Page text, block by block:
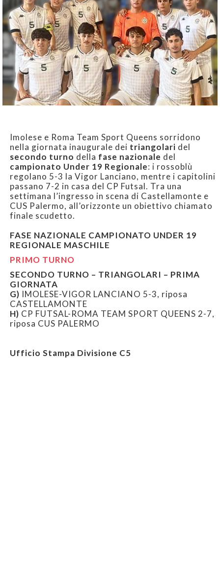
Imolese e Roma Team Sport Queens sorridono
nella giornata inaugurale dei triangolari del
secondo turno della fase nazionale del
campionato Under 19 Regionale: i rossoblù
regolano 5-3 la Vigor Lanciano, mentre i capitolini
passano 7-2 in casa del CP Futsal. Tra una
settimana l’ingresso in scena di Castellamonte e
CUS Palermo, all’orizzonte un obiettivo chiamato
finale scudetto.
FASE NAZIONALE CAMPIONATO UNDER 19
REGIONALE MASCHILE
PRIMO TURNO
SECONDO TURNO – TRIANGOLARI – PRIMA
GIORNATA
G) IMOLESE-VIGOR LANCIANO 5-3, riposa
CASTELLAMONTE
H) CP FUTSAL-ROMA TEAM SPORT QUEENS 2-7,
riposa CUS PALERMO
Ufficio Stampa Divisione C5